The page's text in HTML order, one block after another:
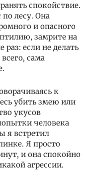
спокойствие.
по лесу. Она
и опасного
замрите на
раз: если не делать
сама
к
убить змею или
укусов
человека
я встретил
Я просто
и она спокойно
агрессии.